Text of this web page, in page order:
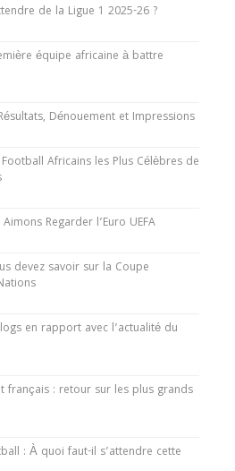
nationale de football
de la Ligue 1 2025-26 ?
équipe africaine à battre
Dénouement et Impressions
Africains les Plus Célèbres de
Regarder l’Euro UEFA
devez savoir sur la Coupe
en rapport avec l’actualité du
français : retour sur les plus grands
: À quoi faut-il s’attendre cette